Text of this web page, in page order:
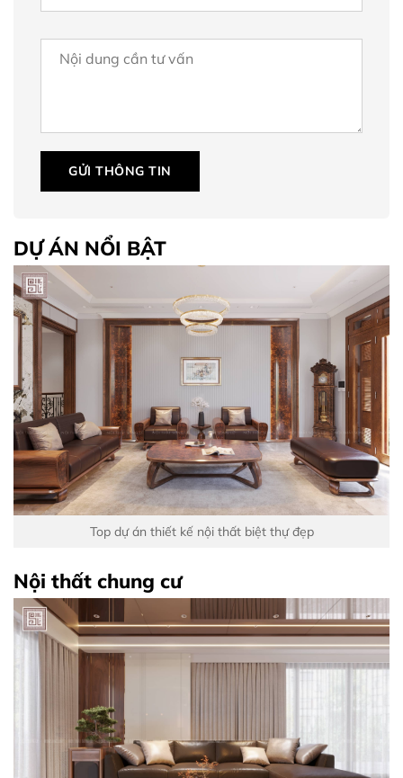
GỬI THÔNG TIN
DỰ ÁN NỔI BẬT
Top dự án thiết kế nội thất biệt thự đẹp
Nội thất chung cư